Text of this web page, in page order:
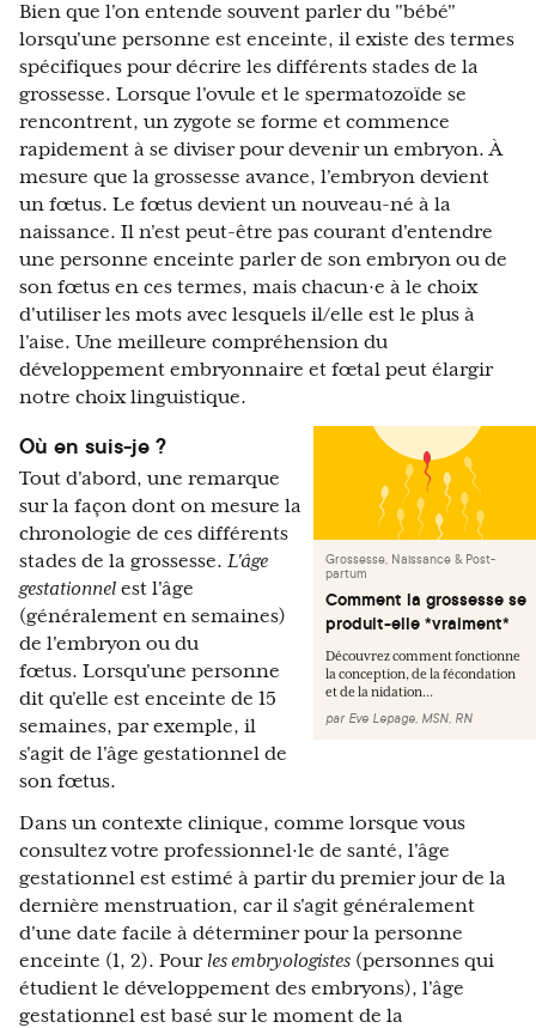
Bien que l'on entende souvent parler du "bébé"
lorsqu'une personne est enceinte, il existe des termes
spécifiques pour décrire les différents stades de la
grossesse. Lorsque l'ovule et le spermatozoïde se
rencontrent, un zygote se forme et commence
rapidement à se diviser pour devenir un embryon. À
mesure que la grossesse avance, l'embryon devient
un fœtus. Le fœtus devient un nouveau-né à la
naissance. Il n'est peut-être pas courant d'entendre
une personne enceinte parler de son embryon ou de
son fœtus en ces termes, mais chacun·e à le choix
d'utiliser les mots avec lesquels il/elle est le plus à
l'aise. Une meilleure compréhension du
développement embryonnaire et fœtal peut élargir
notre choix linguistique.
Grossesse, Naissance & Post-
partum
Comment la grossesse se
produit-elle *vraiment*
Découvrez comment fonctionne
la conception, de la fécondation
et de la nidation...
par Eve Lepage, MSN, RN
Où en suis-je ?
Tout d'abord, une remarque
sur la façon dont on mesure la
chronologie de ces différents
stades de la grossesse. L'âge
gestationnel est l'âge
(généralement en semaines)
de l'embryon ou du
fœtus. Lorsqu'une personne
dit qu'elle est enceinte de 15
semaines, par exemple, il
s'agit de l'âge gestationnel de
son fœtus.
Dans un contexte clinique, comme lorsque vous
consultez votre professionnel·le de santé, l'âge
gestationnel est estimé à partir du premier jour de la
dernière menstruation, car il s'agit généralement
d'une date facile à déterminer pour la personne
enceinte (1, 2). Pour les embryologistes (personnes qui
étudient le développement des embryons), l'âge
gestationnel est basé sur le moment de la